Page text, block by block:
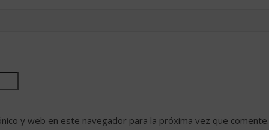
y web en este navegador para la próxima vez que comente.